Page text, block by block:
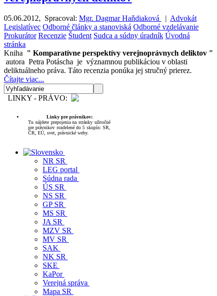
05.06.2012, Spracoval: Mgr. Dagmar Haňdiaková | Advokát
Legislatívec Odborné články a stanoviská Odborné vzdelávanie
Prokurátor Recenzie Študent Sudca a súdny úradník Úvodná
stránka
Kniha " Komparatívne perspektívy verejnoprávnych deliktov "
autora Petra Potáscha je významnou publikáciou v oblasti
deliktuálneho práva. Táto recenzia ponúka jej stručný prierez.
Čítajte viac...
LINKY - PRÁVO:
Linky pre právnikov:
Tu nájdete prepojenia na stránky užitočné
pre právnikov rozdelené do 5 skupín: SR,
ČR, EÚ, svet, právnické weby.
NR SR
LEG portal
Súdna rada
ÚS SR
NS SR
GP SR
MS SR
JA SR
MZV SR
MV SR
SAK
NK SR
SKE
KaPor
Verejná správa
Mapa SR